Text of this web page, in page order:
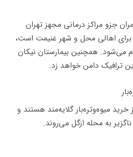
جزو مراکز درمانی مجهز تهران
اهالی محل و شهر غنیمت است،
می‌شود. همچنین بیمارستان نیکان
ترافیک دامن خواهد زد.
خرید میوه‌وتره‌بار گلایه‌مند هستند و
به محله ازگل می‌روند.